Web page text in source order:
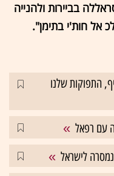
בביירות ולהנייה
אל חות'י בתימן".
התפוקות שלנו
עם רפאל
לישראל